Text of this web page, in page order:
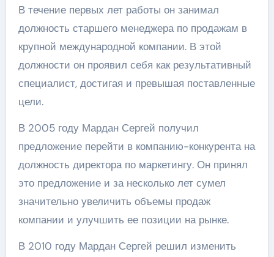
В течение первых лет работы он занимал
должность старшего менеджера по продажам в
крупной международной компании. В этой
должности он проявил себя как результативный
специалист, достигая и превышая поставленные
цели.
В 2005 году Мардан Сергей получил
предложение перейти в компанию-конкурента на
должность директора по маркетингу. Он принял
это предложение и за несколько лет сумел
значительно увеличить объемы продаж
компании и улучшить ее позиции на рынке.
В 2010 году Мардан Сергей решил изменить